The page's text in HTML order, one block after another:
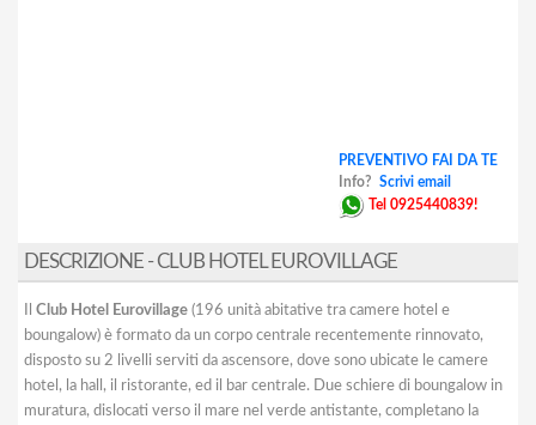
PREVENTIVO FAI DA TE
Info? Scrivi email
Tel 0925440839!
DESCRIZIONE - CLUB HOTEL EUROVILLAGE
Club Hotel Eurovillage (196 unità abitative tra camere hotel e
boungalow) è formato da un corpo centrale recentemente rinnovato,
disposto su 2 livelli serviti da ascensore, dove sono ubicate le camere
hotel, la hall, il ristorante, ed il bar centrale. Due schiere di boungalow in
muratura, dislocati verso il mare nel verde antistante, completano la